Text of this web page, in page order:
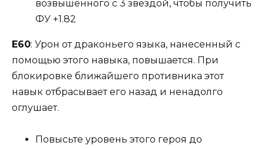
возвышенного с 3 звездой, чтобы получить
ФУ +1.82
Е60: Урон от драконьего языка, нанесенный с
помощью этого навыка, повышается. При
блокировке ближайшего противника этот
навык отбрасывает его назад и ненадолго
оглушает.
Повысьте уровень этого героя до